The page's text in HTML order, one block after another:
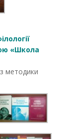
«Школа
методики